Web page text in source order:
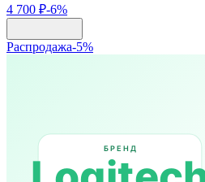
4 700 ₽-6%
Распродажа-5%